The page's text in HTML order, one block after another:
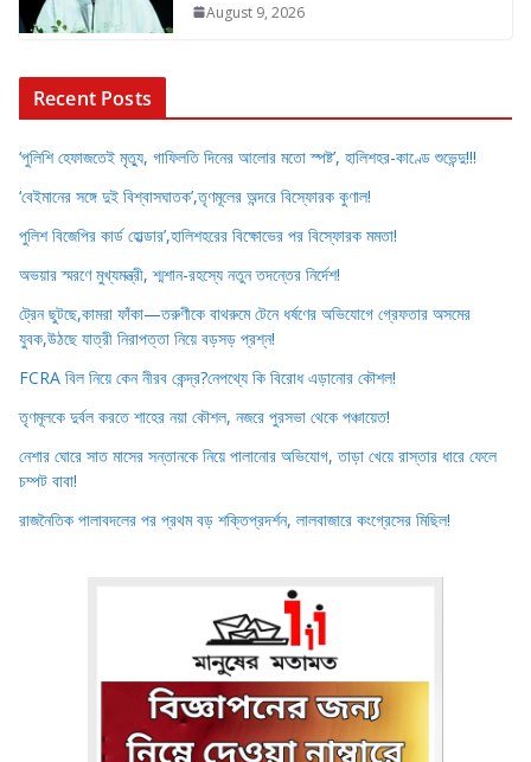
August 9, 2026
Recent Posts
‘পুলিশি হেফাজতেই মৃত্যু, গাফিলতি দিনের আলোর মতো স্পষ্ট’, হালিশহর-কাণ্ডে শুভেন্দু!!!
‘বেইমানের সঙ্গে দুই বিশ্বাসঘাতক’,তৃণমূলের অন্দরে বিস্ফোরক কুণাল!
পুলিশ বিজেপির কার্ড হোল্ডার’,হালিশহরের বিক্ষোভের পর বিস্ফোরক মমতা!
অভয়ার স্মরণে মুখ্যমন্ত্রী, শ্মশান-রহস্যে নতুন তদন্তের নির্দেশ!
ট্রেন ছুটছে,কামরা ফাঁকা—তরুণীকে বাথরুমে টেনে ধর্ষণের অভিযোগে গ্রেফতার অসমের
যুবক,উঠছে যাত্রী নিরাপত্তা নিয়ে বড়সড় প্রশ্ন!
FCRA বিল নিয়ে কেন নীরব কেন্দ্র?নেপথ্যে কি বিরোধ এড়ানোর কৌশল!
তৃণমূলকে দুর্বল করতে শাহের নয়া কৌশল, নজরে পুরসভা থেকে পঞ্চায়েত!
নেশার ঘোরে সাত মাসের সন্তানকে নিয়ে পালানোর অভিযোগ, তাড়া খেয়ে রাস্তার ধারে ফেলে
চম্পট বাবা!
রাজনৈতিক পালাবদলের পর প্রথম বড় শক্তিপ্রদর্শন, লালবাজারে কংগ্রেসের মিছিল!